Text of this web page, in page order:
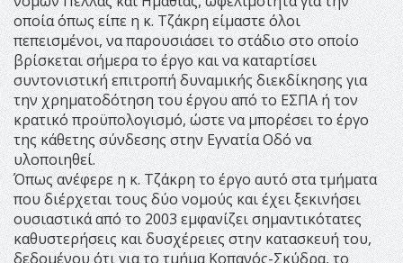
οποία όπως είπε η κ. Τζάκρη είμαστε όλοι
πεπεισμένοι, να παρουσιάσει το στάδιο στο οποίο
βρίσκεται σήμερα το έργο και να καταρτίσει
συντονιστική επιτροπή δυναμικής διεκδίκησης για
την χρηματοδότηση του έργου από το ΕΣΠΑ ή τον
κρατικό προϋπολογισμό, ώστε να μπορέσει το έργο
της κάθετης σύνδεσης στην Εγνατία Οδό να
υλοποιηθεί.
Όπως ανέφερε η κ. Τζάκρη το έργο αυτό στα τμήματα
που διέρχεται τους δύο νομούς και έχει ξεκινήσει
ουσιαστικά από το 2003 εμφανίζει σημαντικότατες
καθυστερήσεις και δυσχέρειες στην κατασκευή του,
δεδομένου ότι για το τμήμα Κοπανός-Σκύδρα, το